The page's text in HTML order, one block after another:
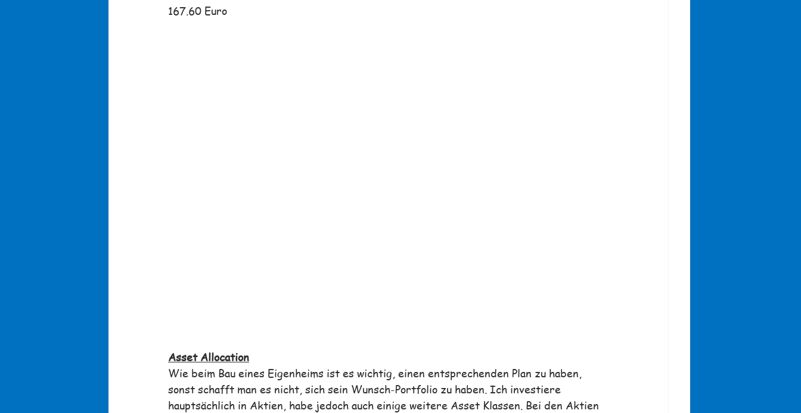
167.60 Euro
Asset Allocation
Wie beim Bau eines Eigenheims ist es wichtig, einen entsprechenden Plan zu haben,
sonst schafft man es nicht, sich sein Wunsch-Portfolio zu haben. Ich investiere
hauptsächlich in Aktien, habe jedoch auch einige weitere Asset Klassen. Bei den Aktien